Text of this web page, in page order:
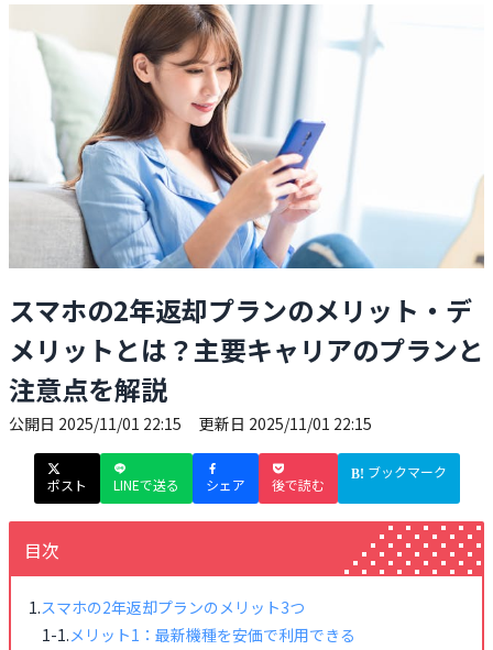
スマホの2年返却プランのメリット・デ
メリットとは？主要キャリアのプランと
注意点を解説
公開日 2025/11/01 22:15 更新日 2025/11/01 22:15
ポスト LINEで送る シェア 後で読む
ブックマーク
目次
スマホの2年返却プランのメリット3つ
メリット1：最新機種を安価で利用できる